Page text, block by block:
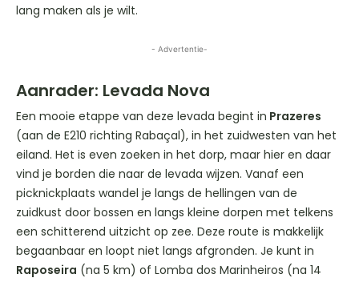
lang maken als je wilt.
- Advertentie-
Aanrader: Levada Nova
Een mooie etappe van deze levada begint in Prazeres
(aan de E210 richting Rabaçal), in het zuidwesten van het
eiland. Het is even zoeken in het dorp, maar hier en daar
vind je borden die naar de levada wijzen. Vanaf een
picknickplaats wandel je langs de hellingen van de
zuidkust door bossen en langs kleine dorpen met telkens
een schitterend uitzicht op zee. Deze route is makkelijk
begaanbaar en loopt niet langs afgronden. Je kunt in
Raposeira (na 5 km) of Lomba dos Marinheiros (na 14